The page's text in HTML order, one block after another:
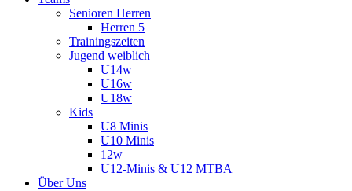
Senioren Herren
Herren 5
Trainingszeiten
Jugend weiblich
U14w
U16w
U18w
Kids
U8 Minis
U10 Minis
12w
U12-Minis & U12 MTBA
Über Uns